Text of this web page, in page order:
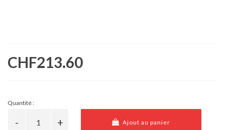
CHF213.60
Quantité :
Ajout au panier